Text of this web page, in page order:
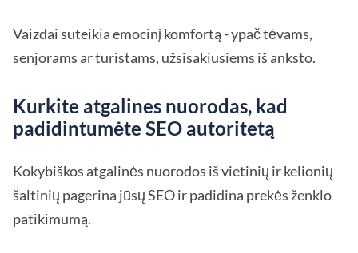
Vaizdai suteikia emocinį komfortą - ypač tėvams,
senjorams ar turistams, užsisakiusiems iš anksto.
Kurkite atgalines nuorodas, kad
padidintumėte SEO autoritetą
Kokybiškos atgalinės nuorodos iš vietinių ir kelionių
šaltinių pagerina jūsų SEO ir padidina prekės ženklo
patikimumą.